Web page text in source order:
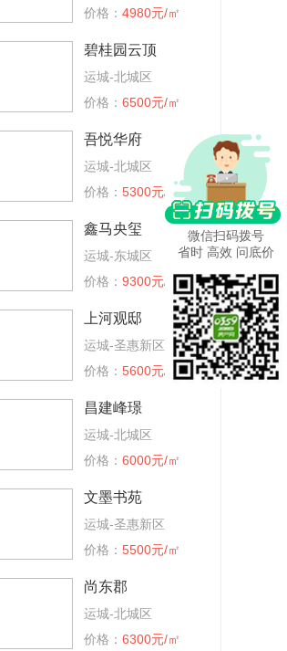
价格： 4980元/㎡
碧桂园云顶
运城-北城区
价格： 6500元/㎡
吾悦华府
运城-北城区
价格： 5300元/㎡
鑫马央玺
运城-东城区
价格： 9300元/㎡
上河观邸
运城-圣惠新区
价格： 5600元/㎡
昌建峰璟
运城-北城区
价格： 6000元/㎡
文墨书苑
运城-圣惠新区
价格： 5500元/㎡
尚东郡
运城-北城区
价格： 6300元/㎡
微信扫码拨号
省时 高效 问底价